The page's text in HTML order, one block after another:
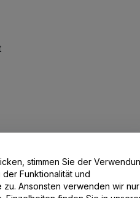
stimmen Sie der
Funktionalität und
nur